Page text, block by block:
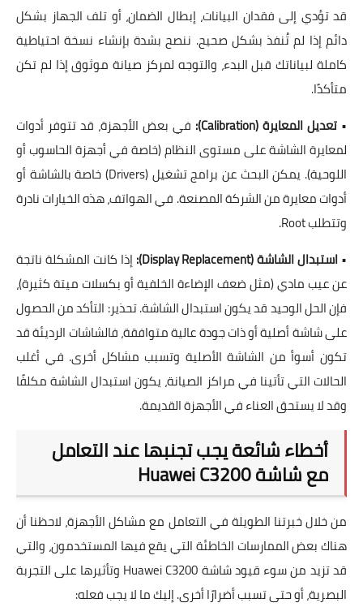
قد تؤدي إلى فقدان البيانات، إبطال الضمان، أو تلف الجهاز بشكل
دائم إذا لم تُنفذ بشكل صحيح. ننصح بشدة بإنشاء نسخة احتياطية
كاملة لبياناتكقبل البدء، والتوجه لمركز صيانة موثوق إذا لم تكن
متأكدًا.
• تعديل المعايرة (Calibration):
في بعض الأجهزة، قد تتوفر أدوات
لمعايرة الشاشة على مستوى النظام (خاصة في أجهزة الحاسوب أو
اللوحية). يمكن البحث عن برامج تشغيل (Drivers) خاصة بالشاشة أو
أدوات معايرة من الشركة المصنعة. في الهواتف، هذه الخيارات نادرة
وتتطلب Root.
•استبدال الشاشة (Display Replacement):
إذا كانت المشكلة ناتجة
عن عيب مادي (مثل ضعف الإضاءة الخلفية أو بكسلات ميتة كثيرة)،
فإن الحل الوحيد قد يكون استبدال الشاشة.تحذير: التأكد من الحصول
على شاشة أصلية أو ذات جودة عالية متوافقة، فالشاشات الرديئة قد
تكون أسوأ من الشاشة الأصلية وتسبب مشاكل أخرى. في أغلب
الحالات التي تأتينا في مراكز الصيانة، يكون استبدال الشاشة مكلفًا
وقد لا يستحق العناء في الأجهزة القديمة.
أخطاء شائعة يجب تجنبها عند التعامل
مع شاشة Huawei C3200
من خلال خبرتنا الطويلة في التعامل مع مشاكل الأجهزة، لاحظنا أن
هناك بعض الممارسات الخاطئة التي يقع فيها المستخدمون، والتي
قد تزيد من سوء
قيود شاشة Huawei C3200 وتأثيرها على التجربة
البصرية، أو حتى تسبب أضرارًا أخرى. إليك ما لا يجب فعله: